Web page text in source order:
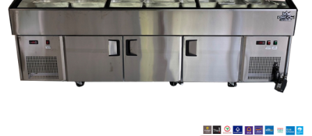
บัญชีผู้ใช้
ติดต่อเรา
ขั้นตอนการสั่งซื้อ